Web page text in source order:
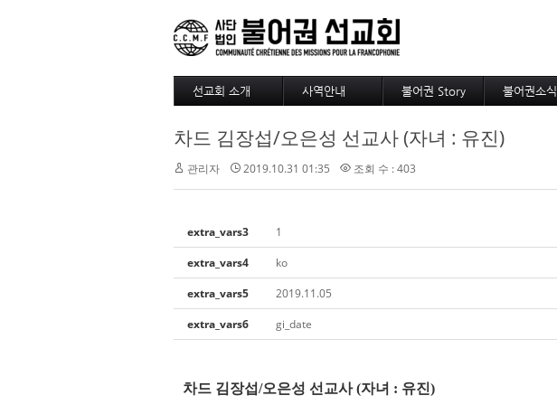
선교회 소개
4대정신
섬기는 사람들
선교사
선교회 후원 계좌
사역안내
훈련
긍휼
BAM
출판/정기기도
불어권 Story
방주지
공지사항
불어권소식
아프리카소식
차드 김장섭/오은성 선교사 (자녀 : 유진)
관리자 2019.10.31 01:35 조회 수 : 403
extra_vars3
1
extra_vars4
ko
extra_vars5
2019.11.05
extra_vars6
gi_date
차드 김장섭/오은성 선교사(자녀 : 유진)